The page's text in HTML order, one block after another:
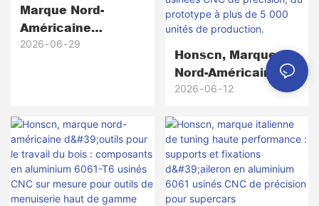
Marque Nord-
Américaine
D'équipements De
2026 06 29
Honscn, Marque
Nord-Américaine
D'équipement De
Putter En Laiton
Usinées CNC De
Précision, Du
Prototype À Plus
De 5 000 Unités De
2026 06 12